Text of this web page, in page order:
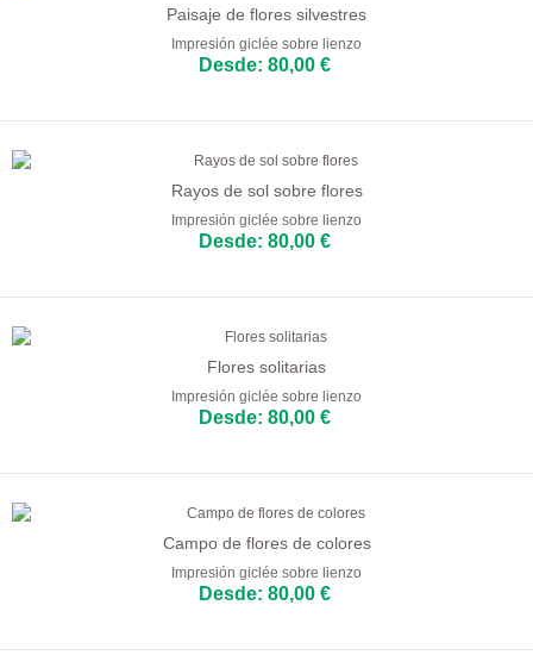
Paisaje de flores silvestres
Impresión giclée sobre lienzo
Desde: 80,00 €
Rayos de sol sobre flores
Impresión giclée sobre lienzo
Desde: 80,00 €
Flores solitarias
Impresión giclée sobre lienzo
Desde: 80,00 €
Campo de flores de colores
Impresión giclée sobre lienzo
Desde: 80,00 €